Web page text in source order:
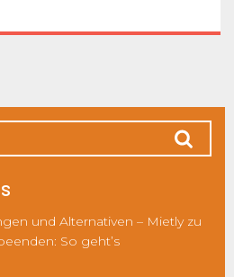
und Alternativen – Mietlyzu
So geht’s